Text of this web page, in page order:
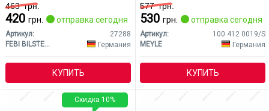
463грн.
420 грн. отправка сегодня
Артикул:
27288
FEBI BILSTEIN
Германия
КУПИТЬ
577грн.
530 грн. отправка сегодня
Артикул:
100 412 0019/S
MEYLE
Германия
КУПИТЬ
Скидка 10%